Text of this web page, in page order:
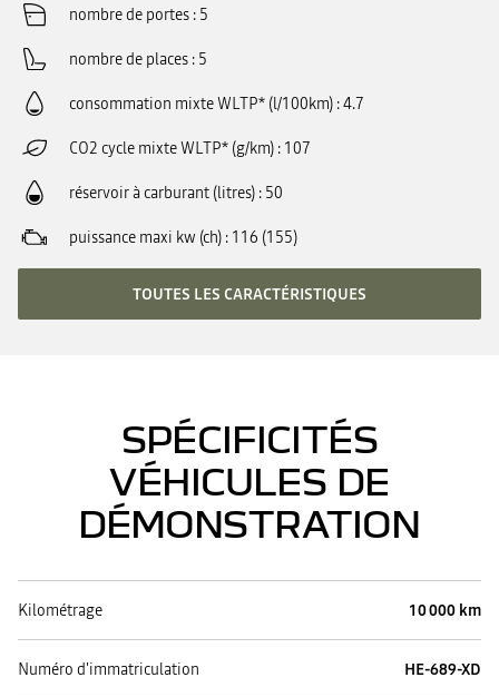
nombre de portes 5
nombre de places 5
consommation mixte WLTP* (l/100km) 4.7
CO2 cycle mixte WLTP* (g/km) 107
réservoir à carburant (litres) 50
puissance maxi kw (ch) 116 (155)
TOUTES LES CARACTÉRISTIQUES
SPÉCIFICITÉS
VÉHICULES DE
DÉMONSTRATION
Kilométrage 10 000 km
Numéro d'immatriculation HE-689-XD